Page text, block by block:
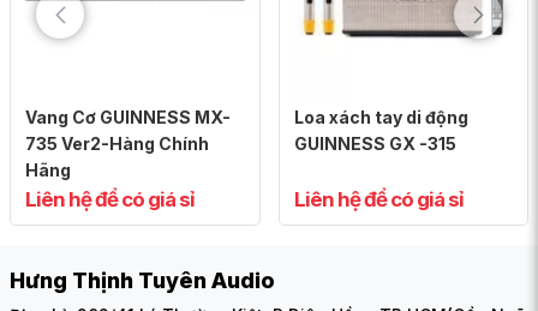
bạn yêu thích trên mọi nẻo đường.
lợi, bất kể nơi đâu bạn đang đi đến.
Vang Cơ GUINNESS MX-
735 Ver2-Hàng Chính
Hãng
Liên hệ để có giá sỉ
Loa xách tay di động
GUINNESS GX -315
Liên hệ để có giá sỉ
Hưng Thịnh Tuyên Audio